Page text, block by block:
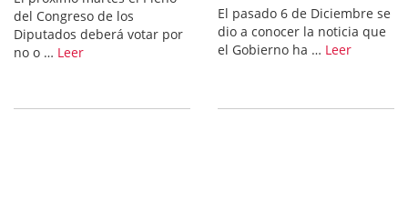
del Congreso de los
Diputados deberá votar por
no o … Leer
El pasado 6 de Diciembre se
dio a conocer la noticia que
el Gobierno ha … Leer